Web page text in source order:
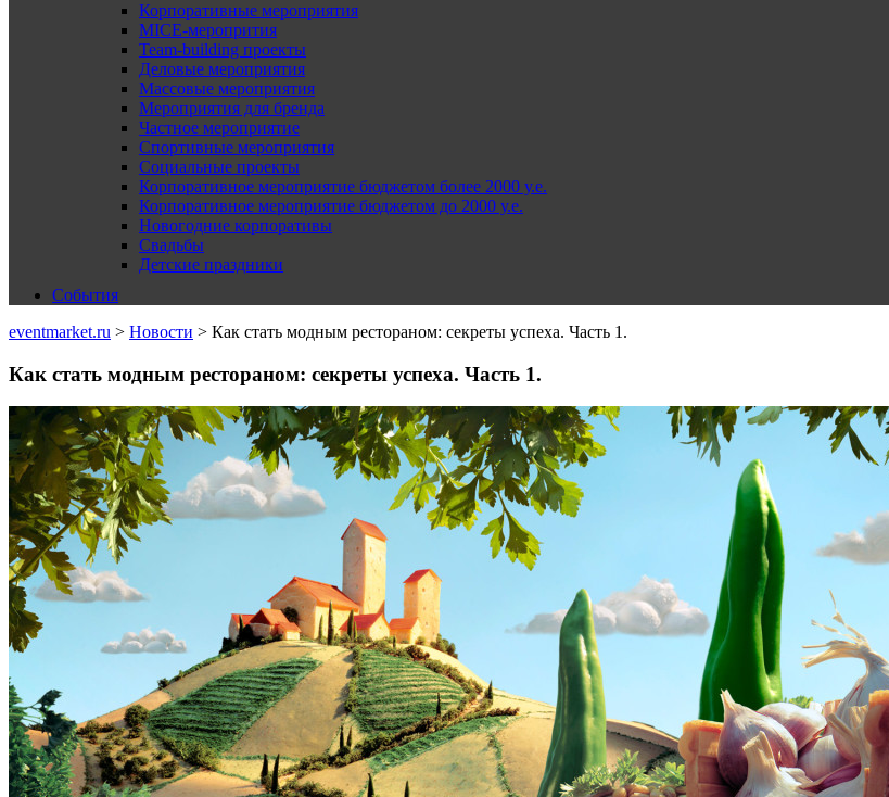
Корпоративные мероприятия
MICE-меропрития
Team-building проекты
Деловые мероприятия
Массовые мероприятия
Мероприятия для бренда
Частное мероприятие
Спортивные мероприятия
Социальные проекты
Корпоративное мероприятие бюджетом более 2000 у.е.
Корпоративное мероприятие бюджетом до 2000 у.е.
Новогодние корпоративы
Свадьбы
Детские праздники
События
eventmarket.ru > Новости > Как стать модным рестораном: секреты успеха. Часть 1.
Как стать модным рестораном: секреты успеха. Часть 1.